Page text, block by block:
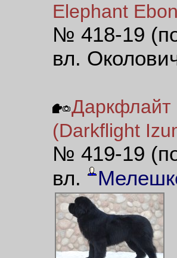
Elephant
№ 418-19
вл.
(Darkflight
№ 419-19
вл.